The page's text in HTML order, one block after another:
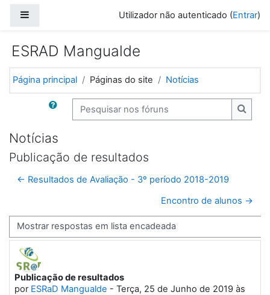
Utilizador não autenticado (Entrar)
ESRAD Mangualde
Página principal Páginas do site Notícias
Pesquisar nos fóruns
Notícias
Publicação de resultados
← Resultados de Avaliação - 3º período 2018-2019
Encontro de alunos →
Modo de visualização
Publicação de resultados
por ESRaD Mangualde - Terça, 25 de Junho de 2019 às
Número de respostas: 0